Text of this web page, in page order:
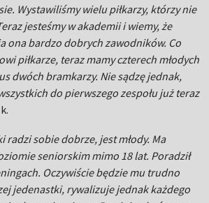
Wystawiliśmy wielu piłkarzy, którzy nie
jesteśmy w akademii i wiemy, że
ona bardzo dobrych zawodników. Co
piłkarze, teraz mamy czterech młodych
dwóch bramkarzy. Nie sądzę jednak,
do pierwszego zespołu już teraz
radzi sobie dobrze, jest młody. Ma
seniorskim mimo 18 lat. Poradził
Oczywiście będzie mu trudno
jedenastki, rywalizuje jednak każdego